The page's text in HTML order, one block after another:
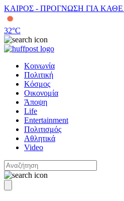
ΚΑΙΡΟΣ - ΠΡΟΓΝΩΣΗ ΓΙΑ
32°C
Κοινωνία
Πολιτική
Κόσμος
Οικονομία
Άποψη
Life
Entertainment
Πολιτισμός
Αθλητικά
Video